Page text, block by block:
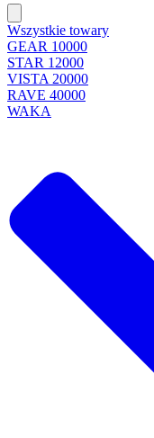
Wszystkie towary
GEAR 10000
STAR 12000
VISTA 20000
RAVE 40000
WAKA